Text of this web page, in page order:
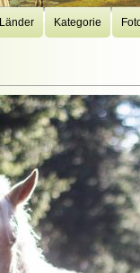
Länder Kategorie